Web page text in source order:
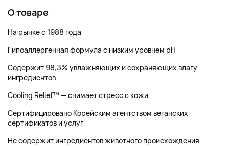
О товаре
На рынке с 1988 года
Гипоаллергенная формула с низким уровнем pH
Содержит 98,3% увлажняющих и сохраняющих влагу
ингредиентов
Cooling Relief™ — снимает стресс с кожи
Сертифицировано Корейским агентством веганских
сертификатов и услуг
Не содержит ингредиентов животного происхождения